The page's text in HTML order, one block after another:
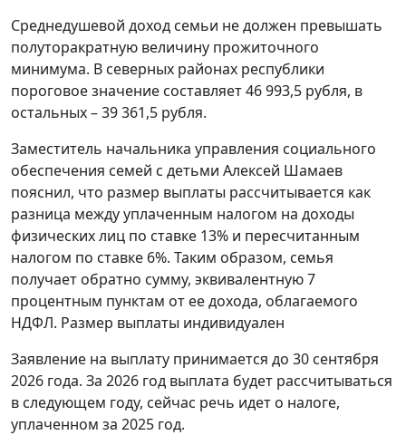
Среднедушевой доход семьи не должен превышать
полуторакратную величину прожиточного
минимума. В северных районах республики
пороговое значение составляет 46 993,5 рубля, в
остальных – 39 361,5 рубля.
Заместитель начальника управления социального
обеспечения семей с детьми Алексей Шамаев
пояснил, что размер выплаты рассчитывается как
разница между уплаченным налогом на доходы
физических лиц по ставке 13% и пересчитанным
налогом по ставке 6%. Таким образом, семья
получает обратно сумму, эквивалентную 7
процентным пунктам от ее дохода, облагаемого
НДФЛ. Размер выплаты индивидуален
Заявление на выплату принимается до 30 сентября
2026 года. За 2026 год выплата будет рассчитываться
в следующем году, сейчас речь идет о налоге,
уплаченном за 2025 год.